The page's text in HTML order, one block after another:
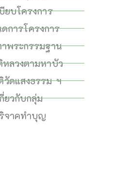
ยบโครงการ
การโครงการ
พระกรรมฐาน
หลวงตามหาบัว
วัดแสงธรรม ฯ
ยวกับกลุ่ม
จาคทำบุญ